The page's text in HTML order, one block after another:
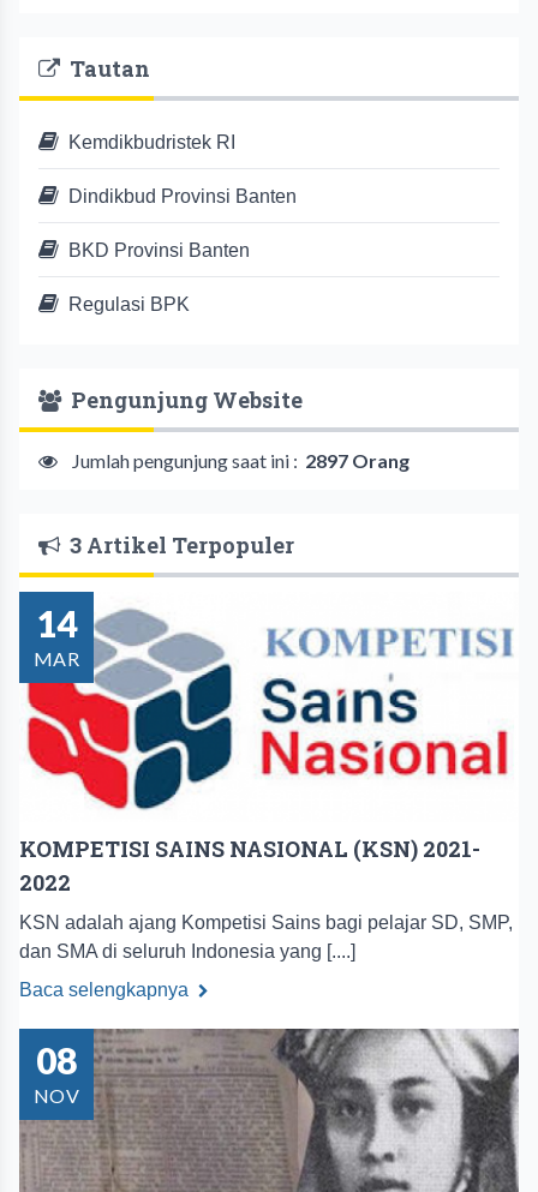
Tautan
Kemdikbudristek RI
Dindikbud Provinsi Banten
BKD Provinsi Banten
Regulasi BPK
Pengunjung Website
Jumlah pengunjung saat ini : 2897 Orang
3 Artikel Terpopuler
14
MAR
KOMPETISI SAINS NASIONAL (KSN) 2021-
2022
KSN adalah ajang Kompetisi Sains bagi pelajar SD, SMP,
dan SMA di seluruh Indonesia yang [....]
Baca selengkapnya
08
NOV